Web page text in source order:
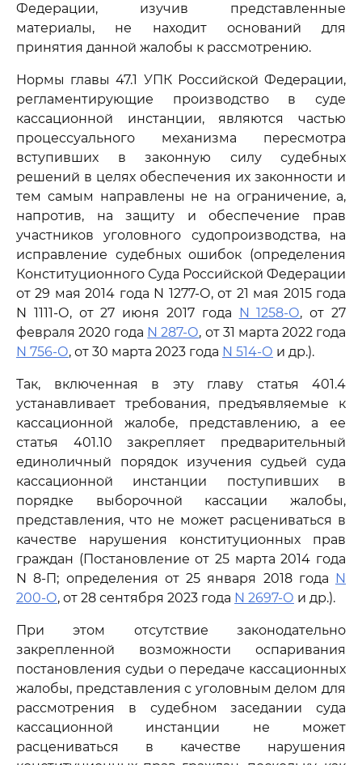
Федерации, изучив представленные
материалы, не находит оснований для
принятия данной жалобы к рассмотрению.
Нормы главы 47.1 УПК Российской Федерации,
регламентирующие производство в суде
кассационной инстанции, являются частью
процессуального механизма пересмотра
вступивших в законную силу судебных
решений в целях обеспечения их законности и
тем самым направлены не на ограничение, а,
напротив, на защиту и обеспечение прав
участников уголовного судопроизводства, на
исправление судебных ошибок (определения
Конституционного Суда Российской Федерации
от 29 мая 2014 года N 1277-О, от 21 мая 2015 года
N 1111-О, от 27 июня 2017 года N 1258-О, от 27
февраля 2020 года N 287-О, от 31 марта 2022 года
N 756-О, от 30 марта 2023 года N 514-О и др.).
Так, включенная в эту главу статья 401.4
устанавливает требования, предъявляемые к
кассационной жалобе, представлению, а ее
статья 401.10 закрепляет предварительный
единоличный порядок изучения судьей суда
кассационной инстанции поступивших в
порядке выборочной кассации жалобы,
представления, что не может расцениваться в
качестве нарушения конституционных прав
граждан (Постановление от 25 марта 2014 года
N 8-П; определения от 25 января 2018 года N
200-О, от 28 сентября 2023 года N 2697-О и др.).
При этом отсутствие законодательно
закрепленной возможности оспаривания
постановления судьи о передаче кассационных
жалобы, представления с уголовным делом для
рассмотрения в судебном заседании суда
кассационной инстанции не может
расцениваться в качестве нарушения